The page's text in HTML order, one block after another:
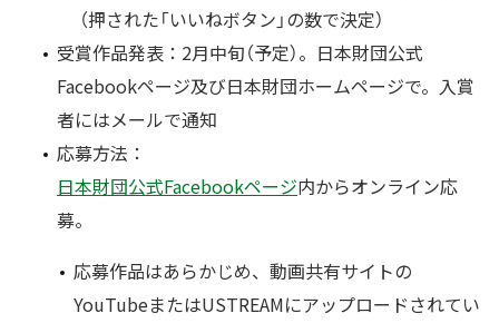
（押された「いいねボタン」の数で決定）
受賞作品発表：2月中旬（予定）。日本財団公式
Facebookページ及び日本財団ホームページで。入賞
者にはメールで通知
応募方法：
日本財団公式Facebookページ内からオンライン応
募。
応募作品はあらかじめ、動画共有サイトの
YouTubeまたはUSTREAMにアップロードされてい